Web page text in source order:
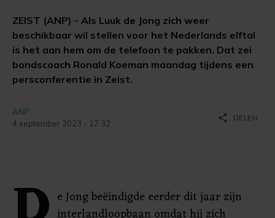
ZEIST (ANP) - Als Luuk de Jong zich weer
beschikbaar wil stellen voor het Nederlands elftal
is het aan hem om de telefoon te pakken. Dat zei
bondscoach Ronald Koeman maandag tijdens een
persconferentie in Zeist.
ANP
4 september 2023 - 17:32
share DELEN
e Jong beëindigde eerder dit jaar zijn